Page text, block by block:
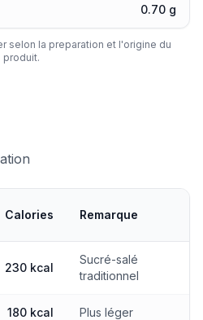
0.70 g
selon la preparation et l'origine du
produit.
Calories Remarque
230 kcal
Sucré-salé
traditionnel
180 kcal Plus léger